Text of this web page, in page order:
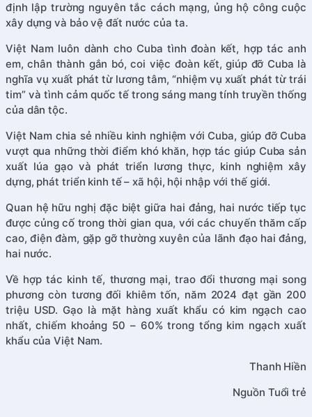
định lập trường nguyên tắc cách mạng, ủng hộ công cuộc
xây dựng và bảo vệ đất nước của ta.
Việt Nam luôn dành cho Cuba tình đoàn kết, hợp tác anh
em, chân thành gắn bó, coi việc đoàn kết, giúp đỡ Cuba là
nghĩa vụ xuất phát từ lương tâm, “nhiệm vụ xuất phát từ trái
tim” và tình cảm quốc tế trong sáng mang tính truyền thống
của dân tộc.
Việt Nam chia sẻ nhiều kinh nghiệm với Cuba, giúp đỡ Cuba
vượt qua những thời điểm khó khăn, hợp tác giúp Cuba sản
xuất lúa gạo và phát triển lương thực, kinh nghiệm xây
dựng, phát triển kinh tế – xã hội, hội nhập với thế giới.
Quan hệ hữu nghị đặc biệt giữa hai đảng, hai nước tiếp tục
được củng cố trong thời gian qua, với các chuyến thăm cấp
cao, điện đàm, gặp gỡ thường xuyên của lãnh đạo hai đảng,
hai nước.
Về hợp tác kinh tế, thương mại, trao đổi thương mại song
phương còn tương đối khiêm tốn, năm 2024 đạt gần 200
triệu USD. Gạo là mặt hàng xuất khẩu có kim ngạch cao
nhất, chiếm khoảng 50 – 60% trong tổng kim ngạch xuất
khẩu của Việt Nam.
Thanh Hiền
Nguồn Tuổi trẻ